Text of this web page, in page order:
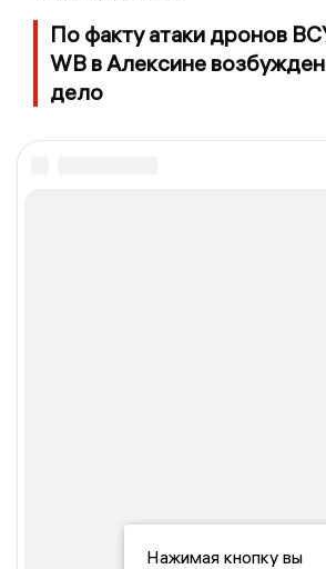
По факту атаки дронов
WB в Алексине
дело
Нажимая кнопку вы